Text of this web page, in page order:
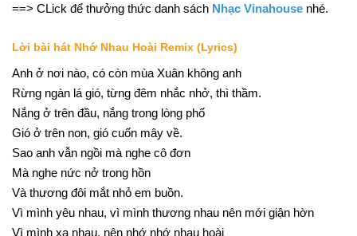
==> CLick để thưởng thức danh sách Nhạc Vinahouse nhé.
Lời bài hát Nhớ Nhau Hoài Remix (Lyrics)
Anh ở nơi nào, có còn mùa Xuân không anh
Rừng ngàn lá gió, từng đêm nhắc nhở, thì thầm.
Nắng ở trên đầu, nắng trong lòng phố
Gió ở trên non, gió cuốn mây về.
Sao anh vẫn ngồi mà nghe cô đơn
Mà nghe nức nở trong hồn
Và thương đôi mắt nhỏ em buồn.
Vì mình yêu nhau, vì mình thương nhau nên mới giận hờn
Vì mình xa nhau, nên nhớ nhớ nhau hoài